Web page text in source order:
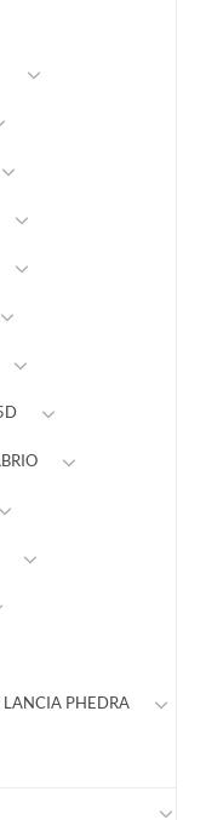
LANCIA PHEDRA